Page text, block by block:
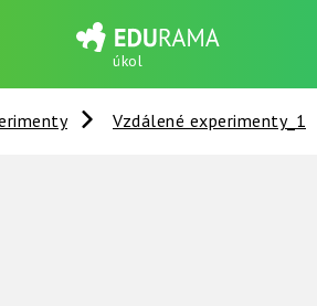
úkol
Vzdálené experimenty_1